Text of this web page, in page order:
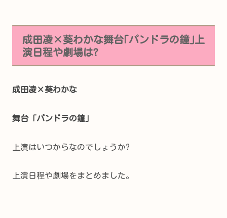
成田凌×葵わかな舞台｢パンドラの鐘｣上
演日程や劇場は?
成田凌×葵わかな
舞台「パンドラの鐘」
上演はいつからなのでしょうか?
上演日程や劇場をまとめました。